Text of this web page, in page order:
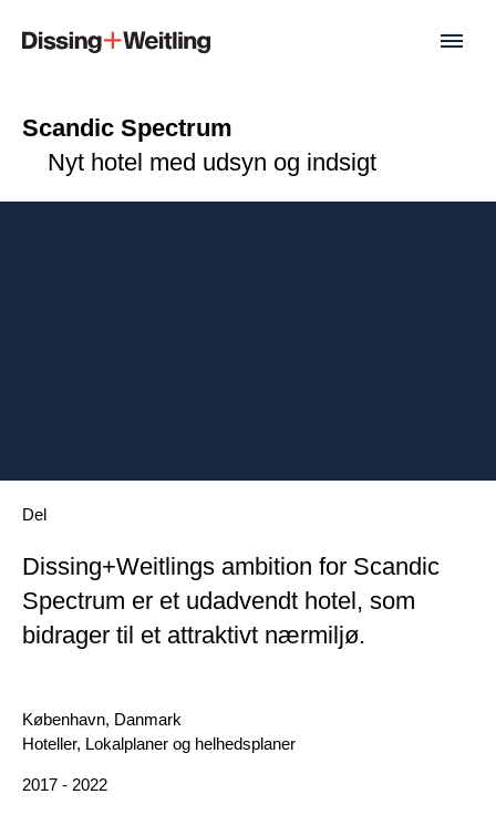
Scandic Spectrum
Nyt hotel med udsyn og indsigt
Dissing+Weitlings ambition for Scandic
Spectrum er et udadvendt hotel, som
bidrager til et attraktivt nærmiljø.
Del
Geografi
København, Danmark
DK Category
Hoteller, Lokalplaner og helhedsplaner
År
2017 - 2022